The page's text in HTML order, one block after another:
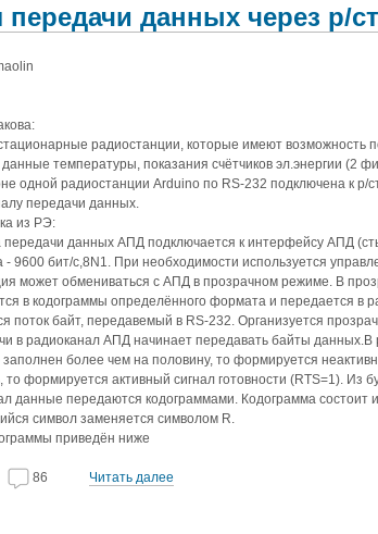
передачи данных через р/
радиостанции, которые имеют возможность
температуры, показания счётчиков эл.энергии (2
одной радиостанции Arduino по RS-232 подключена к р/
передачи данных.
из РЭ:
передачи данных АПД подключается к интерфейсу АПД
9600 бит/с,8N1. При необходимости используется
может обмениваться с АПД в прозрачном режиме. В
в кодограммы определённого формата и передается в
поток байт, передавемый в RS-232. Организуется
в радиоканал АПД начинает передавать байты
более чем на половину, то формируется
то формируется активный сигнал готовности (RTS=1).
данные передаются кодограммами. Кодограмма состоит
символ заменяется символом R.
приведён ниже
86 Читать далее